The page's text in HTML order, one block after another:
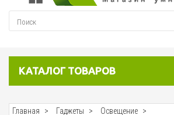
КАТАЛОГ ТОВАРОВ
Главная Гаджеты
Освещение